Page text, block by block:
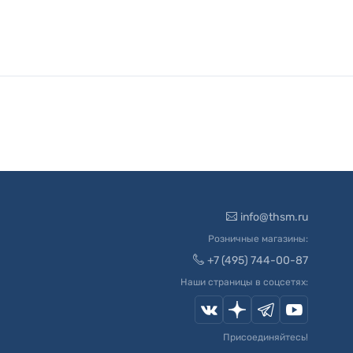
info@thsm.ru
Розничные магазины:
+7 (495) 744-00-87
Наши страницы в соцсетях:
Присоединяйтесь!